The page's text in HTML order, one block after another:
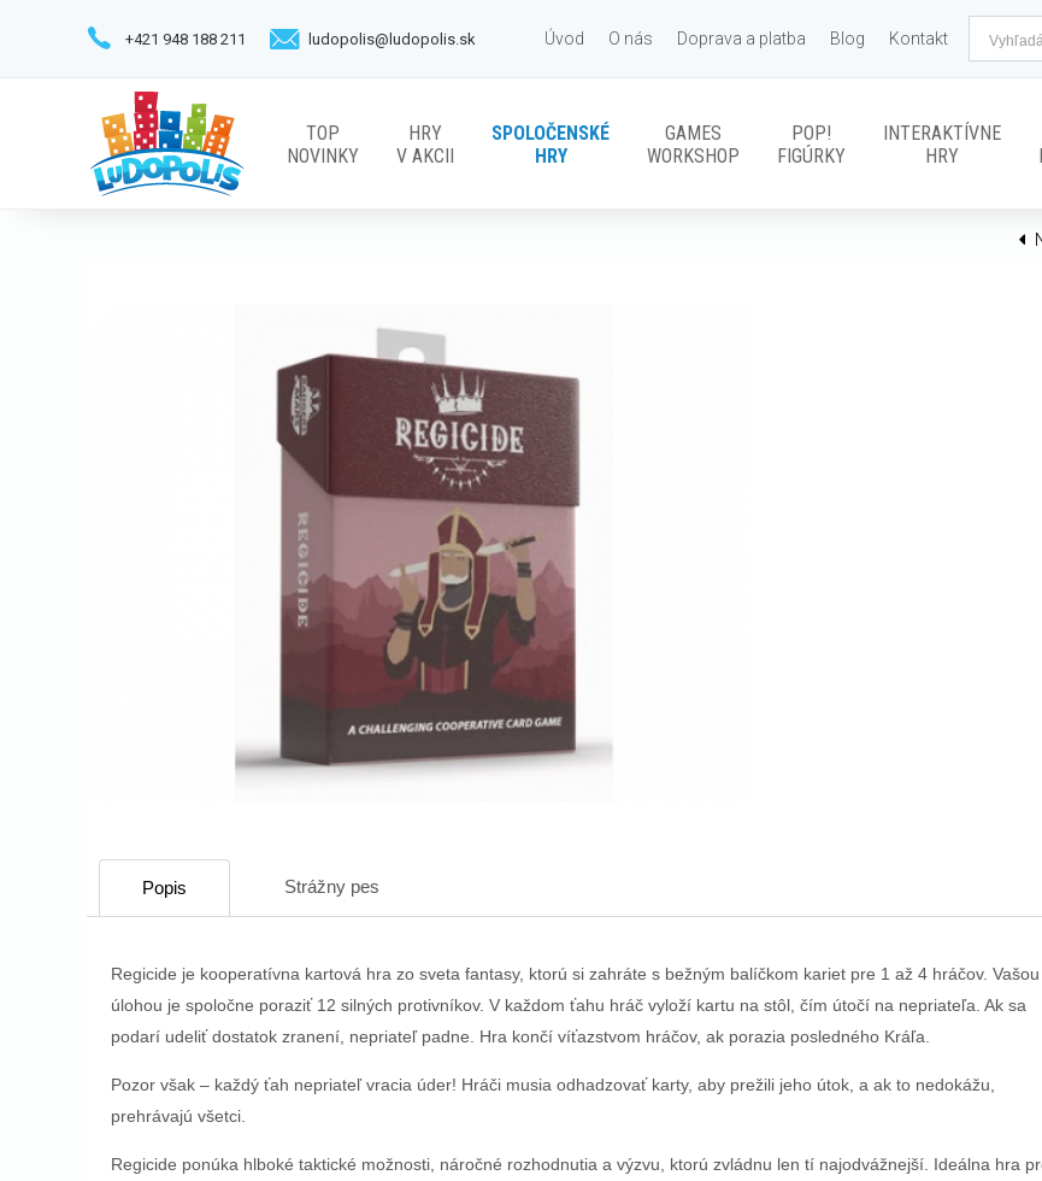
Úvod O nás Doprava a platba Blog Kontakt
TOP
NOVINKY
HRY
V AKCII
SPOLOČENSKÉ
HRY
GAMES
WORKSHOP
POP!
FIGÚRKY
INTERAKTÍVNE
HRY
+421 948 188 211 ludopolis@ludopolis.sk
Popis Strážny pes
Regicide je kooperatívna kartová hra zo sveta fantasy, ktorú si zahráte s bežným balíčkom kariet pre 1 až 4 hráčov. Vašou
úlohou je spoločne poraziť 12 silných protivníkov. V každom ťahu hráč vyloží kartu na stôl, čím útočí na nepriateľa. Ak sa
podarí udeliť dostatok zranení, nepriateľ padne. Hra končí víťazstvom hráčov, ak porazia posledného Kráľa.
Pozor však – každý ťah nepriateľ vracia úder! Hráči musia odhadzovať karty, aby prežili jeho útok, a ak to nedokážu,
prehrávajú všetci.
Regicide ponúka hlboké taktické možnosti, náročné rozhodnutia a výzvu, ktorú zvládnu len tí najodvážnejší. Ideálna hra